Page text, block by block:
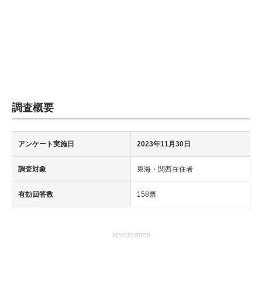
調査概要
アンケート実施日 2023年11月30日
調査対象 東海・関西在住者
有効回答数 158票
advertisement